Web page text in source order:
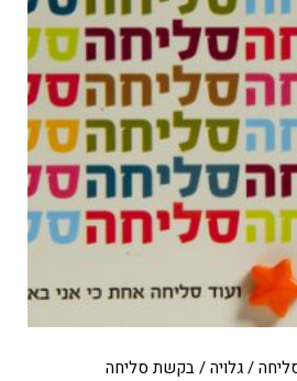
/ גלויה / בקשת סליחה